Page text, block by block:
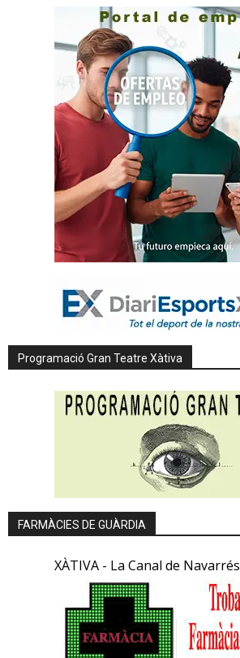
Programació Gran Teatre Xàtiva
FARMÀCIES DE GUÀRDIA
XÀTIVA - La Canal de Navarrés